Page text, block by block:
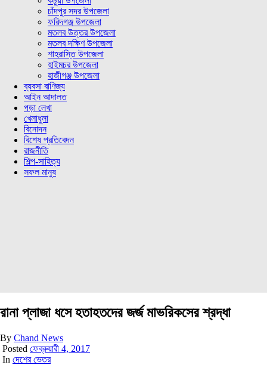
চাঁদপুর সদর উপজেলা
ফরিদগঞ্জ উপজেলা
মতলব উত্তর উপজেলা
মতলব দক্ষিণ উপজেলা
শাহরাস্তি উপজেলা
হাইমচর উপজেলা
হাজীগঞ্জ উপজেলা
ব্যবসা বাণিজ্য
আইন আদালত
পড়া লেখা
খেলাধুলা
বিনোদন
বিশেষ প্রতিবেদন
রাজনীতি
শিল্প-সাহিত্য
সফল মানুষ
রানা প্লাজা ধসে হতাহতদের জর্জ মাভরিকসের শ্রদ্ধা
By Chand News
Posted ফেব্রুয়ারী 4, 2017
In দেশের ভেতর